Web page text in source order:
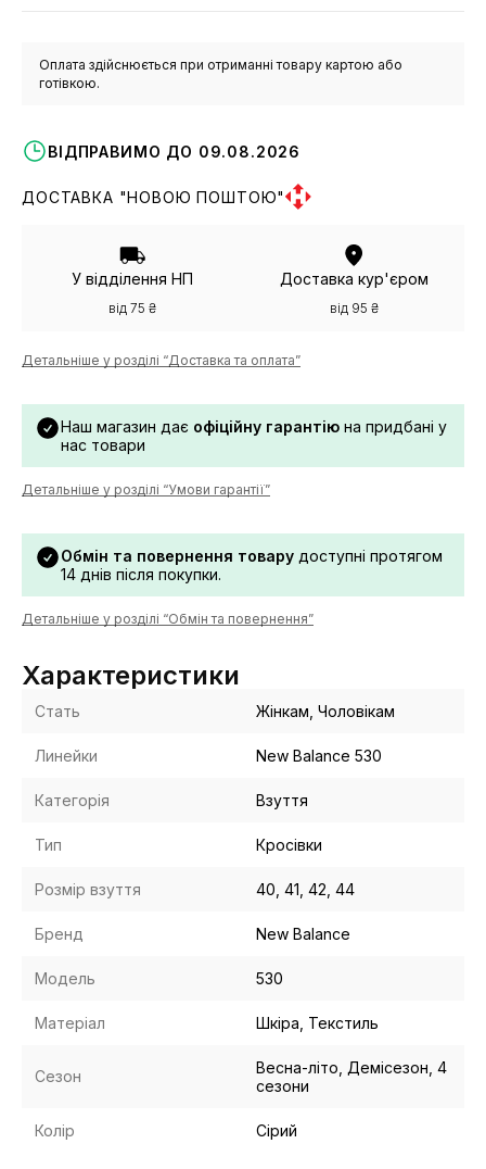
Оплата здійснюється при отриманні товару картою або
готівкою.
ВІДПРАВИМО ДО 09.08.2026
ДОСТАВКА "НОВОЮ ПОШТОЮ"
У відділення НП
від 75 ₴
Доставка кур'єром
від 95 ₴
Детальніше у розділі “Доставка та оплата”
Наш магазин дає офіційну гарантію на придбані у
нас товари
Детальніше у розділі “Умови гарантії”
Обмін та повернення товару доступні протягом
14 днів після покупки.
Детальніше у розділі “Обмін та повернення”
Характеристики
Стать Жінкам, Чоловікам
Линейки New Balance 530
Категорія Взуття
Тип Кросівки
Розмір взуття 40, 41, 42, 44
Бренд New Balance
Модель 530
Матеріал Шкіра, Текстиль
Сезон
Весна-літо, Демісезон, 4
сезони
Колір Сірий